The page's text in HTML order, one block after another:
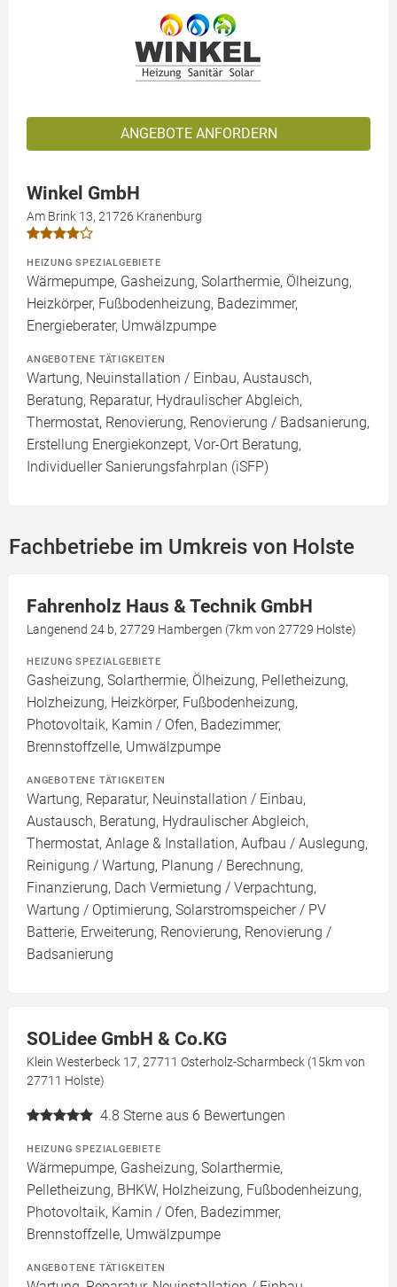
ANGEBOTE ANFORDERN
Winkel GmbH
Am Brink 13, 21726 Kranenburg
HEIZUNG SPEZIALGEBIETE
Wärmepumpe, Gasheizung, Solarthermie, Ölheizung,
Heizkörper, Fußbodenheizung, Badezimmer,
Energieberater, Umwälzpumpe
ANGEBOTENE TÄTIGKEITEN
Wartung, Neuinstallation / Einbau, Austausch,
Beratung, Reparatur, Hydraulischer Abgleich,
Thermostat, Renovierung, Renovierung / Badsanierung,
Erstellung Energiekonzept, Vor-Ort Beratung,
Individueller Sanierungsfahrplan (iSFP)
Fachbetriebe im Umkreis von Holste
Fahrenholz Haus & Technik GmbH
Langenend 24 b, 27729 Hambergen (7km von 27729 Holste)
HEIZUNG SPEZIALGEBIETE
Gasheizung, Solarthermie, Ölheizung, Pelletheizung,
Holzheizung, Heizkörper, Fußbodenheizung,
Photovoltaik, Kamin / Ofen, Badezimmer,
Brennstoffzelle, Umwälzpumpe
ANGEBOTENE TÄTIGKEITEN
Wartung, Reparatur, Neuinstallation / Einbau,
Austausch, Beratung, Hydraulischer Abgleich,
Thermostat, Anlage & Installation, Aufbau / Auslegung,
Reinigung / Wartung, Planung / Berechnung,
Finanzierung, Dach Vermietung / Verpachtung,
Wartung / Optimierung, Solarstromspeicher / PV
Batterie, Erweiterung, Renovierung, Renovierung /
Badsanierung
SOLidee GmbH & Co.KG
Klein Westerbeck 17, 27711 Osterholz-Scharmbeck (15km von
27711 Holste)
4.8 Sterne aus 6 Bewertungen
HEIZUNG SPEZIALGEBIETE
Wärmepumpe, Gasheizung, Solarthermie,
Pelletheizung, BHKW, Holzheizung, Fußbodenheizung,
Photovoltaik, Kamin / Ofen, Badezimmer,
Brennstoffzelle, Umwälzpumpe
ANGEBOTENE TÄTIGKEITEN